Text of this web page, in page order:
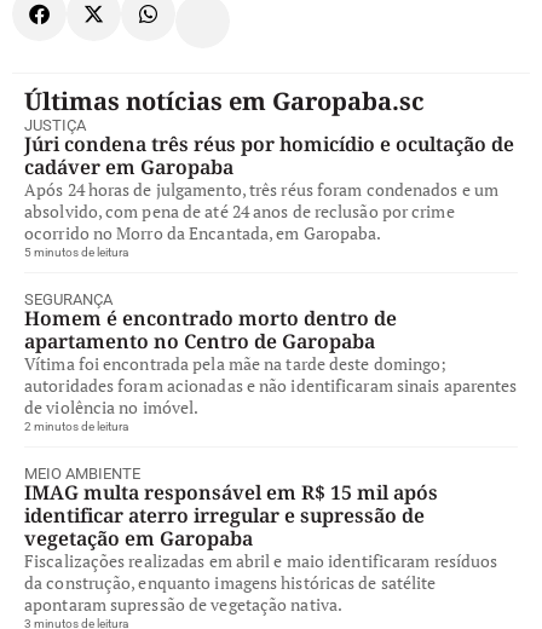
Últimas notícias em Garopaba.sc
JUSTIÇA
Júri condena três réus por homicídio e ocultação de
cadáver em Garopaba
Após 24 horas de julgamento, três réus foram condenados e um
absolvido, com pena de até 24 anos de reclusão por crime
ocorrido no Morro da Encantada, em Garopaba.
5 minutos de leitura
SEGURANÇA
Homem é encontrado morto dentro de
apartamento no Centro de Garopaba
Vítima foi encontrada pela mãe na tarde deste domingo;
autoridades foram acionadas e não identificaram sinais aparentes
de violência no imóvel.
2 minutos de leitura
MEIO AMBIENTE
IMAG multa responsável em R$ 15 mil após
identificar aterro irregular e supressão de
vegetação em Garopaba
Fiscalizações realizadas em abril e maio identificaram resíduos
da construção, enquanto imagens históricas de satélite
apontaram supressão de vegetação nativa.
3 minutos de leitura